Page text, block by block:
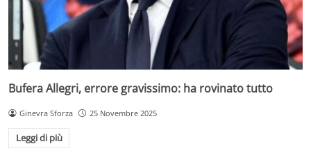
Bufera Allegri, errore gravissimo: ha rovinato tutto
Ginevra Sforza 25 Novembre 2025
Leggi di più